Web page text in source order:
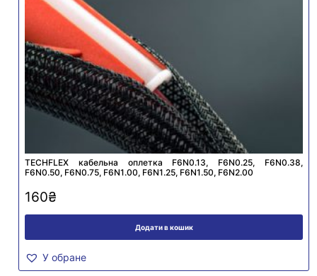
TECHFLEX кабельна оплетка F6N0.13, F6N0.25, F6N0.38,
F6N0.50, F6N0.75, F6N1.00, F6N1.25, F6N1.50, F6N2.00
160₴
Додати в кошик
У обране